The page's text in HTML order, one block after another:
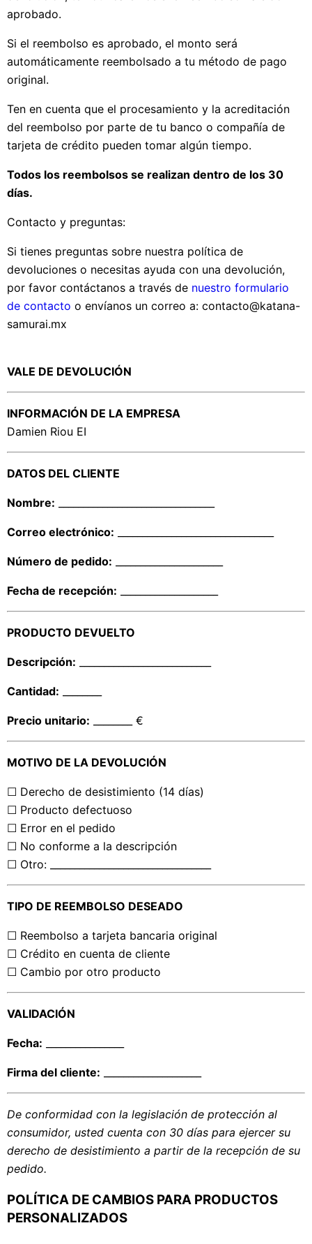
aprobado.
Si el reembolso es aprobado, el monto será
automáticamente reembolsado a tu método de pago
original.
Ten en cuenta que el procesamiento y la acreditación
del reembolso por parte de tu banco o compañía de
tarjeta de crédito pueden tomar algún tiempo.
Todos los reembolsos se realizan dentro de los 30
días.
Contacto y preguntas:
Si tienes preguntas sobre nuestra política de
devoluciones o necesitas ayuda con una devolución,
por favor contáctanos a través de nuestro formulario
de contacto o envíanos un correo a: contacto@katana-
samurai.mx
VALE DE DEVOLUCIÓN
INFORMACIÓN DE LA EMPRESA
Damien Riou EI
DATOS DEL CLIENTE
Nombre:
Correo electrónico:
Número de pedido:
Fecha de recepción:
PRODUCTO DEVUELTO
Descripción:
Cantidad:
Precio unitario: ________ €
MOTIVO DE LA DEVOLUCIÓN
☐ Derecho de desistimiento (14 días)
☐ Producto defectuoso
☐ Error en el pedido
☐ No conforme a la descripción
☐ Otro: _________________________________
TIPO DE REEMBOLSO DESEADO
☐ Reembolso a tarjeta bancaria original
☐ Crédito en cuenta de cliente
☐ Cambio por otro producto
VALIDACIÓN
Fecha:
Firma del cliente:
De conformidad con la legislación de protección al
consumidor, usted cuenta con 30 días para ejercer su
derecho de desistimiento a partir de la recepción de su
pedido.
POLÍTICA DE CAMBIOS PARA PRODUCTOS
PERSONALIZADOS